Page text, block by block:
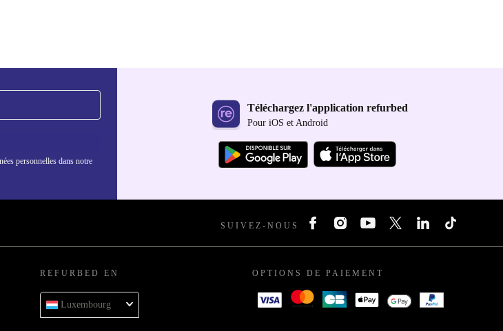
personnelles dans notre
Téléchargez l'application refurbed
Pour iOS et Android
SUIVEZ-NOUS
REFURBED EN
Luxembourg
OPTIONS DE PAIEMENT